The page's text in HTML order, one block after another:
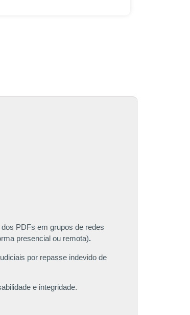
PDFs em grupos de redes
presencial ou remota).
por repasse indevido de
e integridade.